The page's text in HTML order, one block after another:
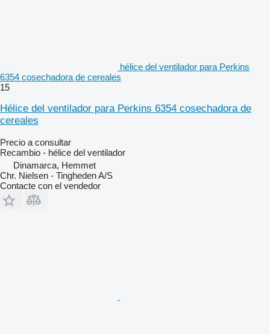
hélice del ventilador para Perkins
6354 cosechadora de cereales
15
Hélice del ventilador para Perkins 6354 cosechadora de
cereales
Precio a consultar
Recambio - hélice del ventilador
Dinamarca, Hemmet
Chr. Nielsen - Tingheden A/S
Contacte con el vendedor